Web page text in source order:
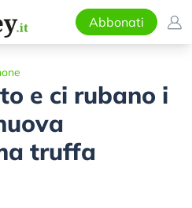
Abbonati
e ci rubano i
truffa